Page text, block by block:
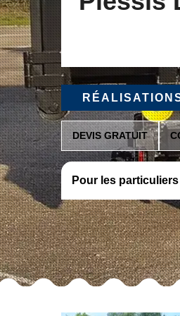
DEVIS GRATUIT
Pour les